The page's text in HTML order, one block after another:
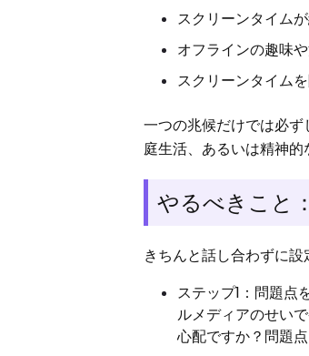
スクリーンタイム
オフラインの趣味
スクリーンタイム
一つの兆候だけでは必
庭生活、あるいは精神
やるべきこと
きちんと話し合わずに
ステップ1：問題点
ルメディアのせい
心配ですか？問題